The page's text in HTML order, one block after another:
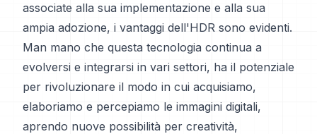
associate alla sua implementazione e alla sua
ampia adozione, i vantaggi dell'HDR sono evidenti.
Man mano che questa tecnologia continua a
evolversi e integrarsi in vari settori, ha il potenziale
per rivoluzionare il modo in cui acquisiamo,
elaboriamo e percepiamo le immagini digitali,
aprendo nuove possibilità per creatività,